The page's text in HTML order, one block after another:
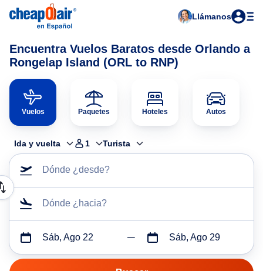
Llámanos
Encuentra Vuelos Baratos desde Orlando a
Rongelap Island (ORL to RNP)
Vuelos Paquetes Hoteles Autos
Ida y vuelta 1 Turista
Dónde ¿desde?
Dónde ¿hacia?
Sáb, Ago 22 Sáb, Ago 29